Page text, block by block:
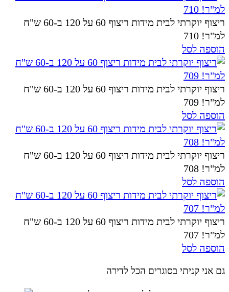
ריצוף יוקרתי לבית מידות ריצוף 60 על 120 ב-60 ש"ח
למ"ר! 710
הוספה לסל
ריצוף יוקרתי לבית מידות ריצוף 60 על 120 ב-60 ש"ח
למ"ר! 709
הוספה לסל
ריצוף יוקרתי לבית מידות ריצוף 60 על 120 ב-60 ש"ח
למ"ר! 708
הוספה לסל
ריצוף יוקרתי לבית מידות ריצוף 60 על 120 ב-60 ש"ח
למ"ר! 707
הוספה לסל
גם אני קניתי בסוגרים הכל לדירה